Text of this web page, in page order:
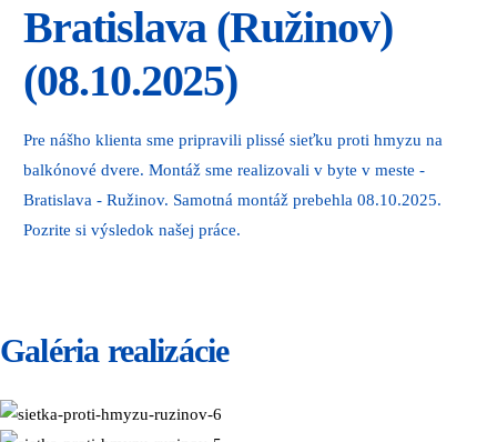
Bratislava (Ružinov)
(08.10.2025)
Pre nášho klienta sme pripravili plissé sieťku proti hmyzu na
balkónové dvere. Montáž sme realizovali v byte v meste -
Bratislava - Ružinov. Samotná montáž prebehla 08.10.2025.
Pozrite si výsledok našej práce.
Galéria realizácie